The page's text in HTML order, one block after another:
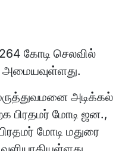
கோடி செலவில்
அடிக்கல்
பிரதமர் மோடி ஜன.,
மோடி மதுரை